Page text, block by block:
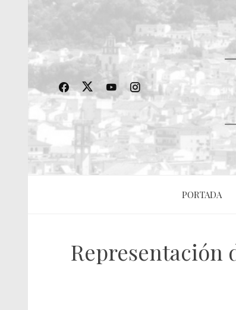
PORTADA
Representación